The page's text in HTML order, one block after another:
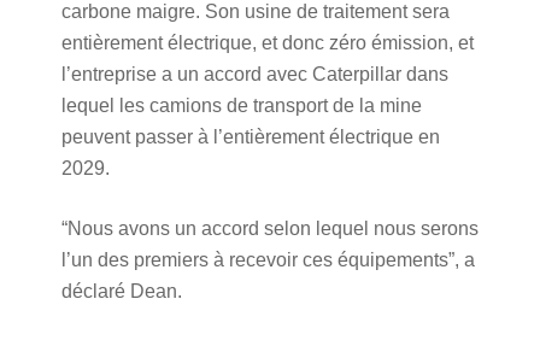
carbone maigre. Son usine de traitement sera
entièrement électrique, et donc zéro émission, et
l’entreprise a un accord avec Caterpillar dans
lequel les camions de transport de la mine
peuvent passer à l’entièrement électrique en
2029.
“Nous avons un accord selon lequel nous serons
l’un des premiers à recevoir ces équipements”, a
déclaré Dean.